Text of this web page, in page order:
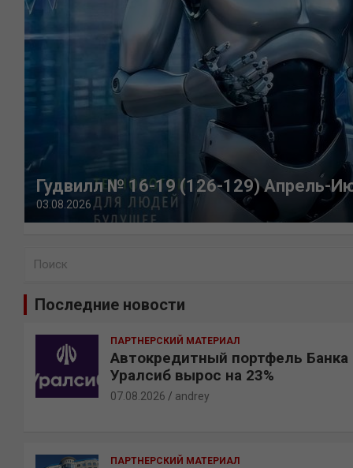
Гудвилл № 16-19 (126-129) Апрель-
03.08.2026
Последние новости
ПАРТНЕРСКИЙ МАТЕРИАЛ
Автокредитный портфель Банка
Уралсиб вырос на 23%
07.08.2026 andrey
ПАРТНЕРСКИЙ МАТЕРИАЛ